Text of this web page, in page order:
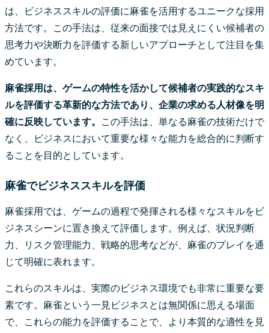
は、ビジネススキルの評価に麻雀を活用するユニークな採用
方法です。この手法は、従来の面接では見えにくい候補者の
思考力や決断力を評価する新しいアプローチとして注目を集
めています。
麻雀採用は、ゲームの特性を活かして候補者の実践的なスキ
ルを評価する革新的な方法であり、企業の求める人材像を明
確に反映しています。
この手法は、単なる麻雀の技術だけで
なく、ビジネスにおいて重要な様々な能力を総合的に判断す
ることを目的としています。
麻雀でビジネススキルを評価
麻雀採用では、ゲームの過程で発揮される様々なスキルをビ
ジネスシーンに置き換えて評価します。例えば、状況判断
力、リスク管理能力、戦略的思考などが、麻雀のプレイを通
じて明確に表れます。
これらのスキルは、実際のビジネス環境でも非常に重要な要
素です。麻雀という一見ビジネスとは無関係に思える場面
で、これらの能力を評価することで、より本質的な適性を見